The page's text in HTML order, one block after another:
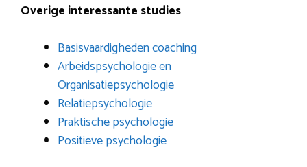
Overige interessante studies
Basisvaardigheden coaching
Arbeidspsychologie en
Organisatiepsychologie
Relatiepsychologie
Praktische psychologie
Positieve psychologie